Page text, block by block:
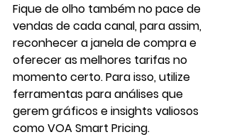
Fique de olho também no pace de
vendas de cada canal, para assim,
reconhecer a janela de compra e
oferecer as melhores tarifas no
momento certo. Para isso, utilize
ferramentas para análises que
gerem gráficos e insights valiosos
como VOA Smart Pricing.